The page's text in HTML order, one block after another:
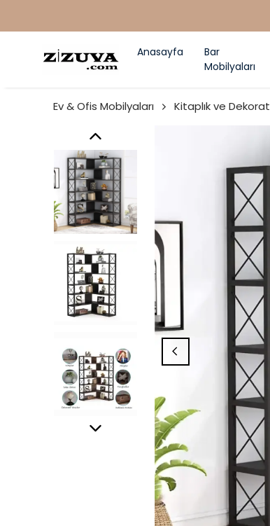
Anasayfa
Bar
Mobilyaları
Ev & Ofis Mobilyaları Kitaplık ve